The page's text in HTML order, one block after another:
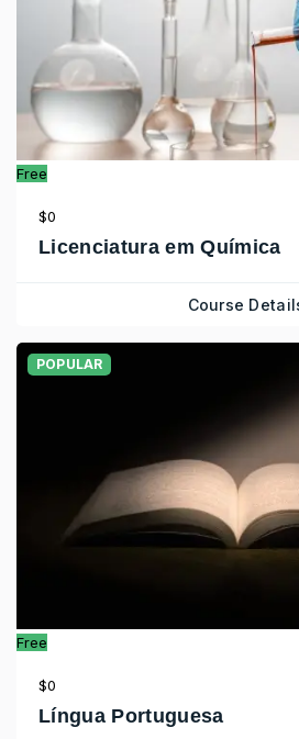
Free
$0
Licenciatura em Química
Course
Free
POPULAR
$0
Língua Portuguesa